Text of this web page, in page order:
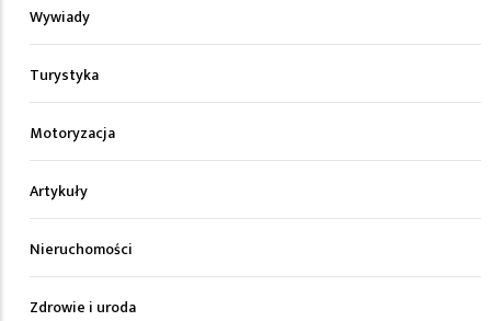
Wywiady
Turystyka
Motoryzacja
Artykuły
Nieruchomości
Zdrowie i uroda